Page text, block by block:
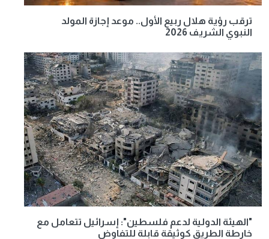
ترقب رؤية هلال ربيع الأول.. موعد إجازة المولد
النبوي الشريف 2026
"الهيئة الدولية لدعم فلسطين": إسرائيل تتعامل مع
خارطة الطريق كوثيقة قابلة للتفاوض